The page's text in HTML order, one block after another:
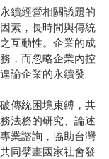
續經營相關議題的
素，長時間與傳統
互動性。企業的成
，而忽略企業內控
論企業的永續發
傳統困境束縛，共
法務的研究、論述
業諮詢，協助台灣
同擘畫國家社會發